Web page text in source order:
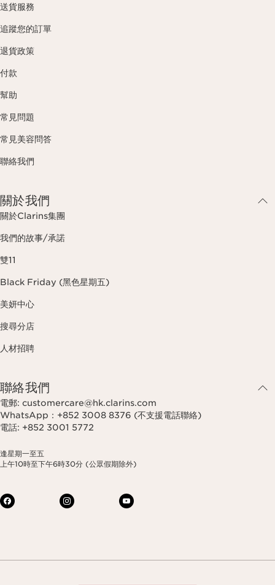
送貨服務
追蹤您的訂單
退貨政策
付款
幫助
常見問題
常見美容問答
聯絡我們
關於我們
關於Clarins集團
我們的故事/承諾
雙11
Black Friday (黑色星期五)
美妍中心
搜尋分店
人材招聘
聯絡我們
電郵: customercare@hk.clarins.com
WhatsApp：+852 3008 8376 (不支援電話聯絡)
電話: +852 3001 5772
逢星期一至五
上午10時至下午6時30分 (公眾假期除外)